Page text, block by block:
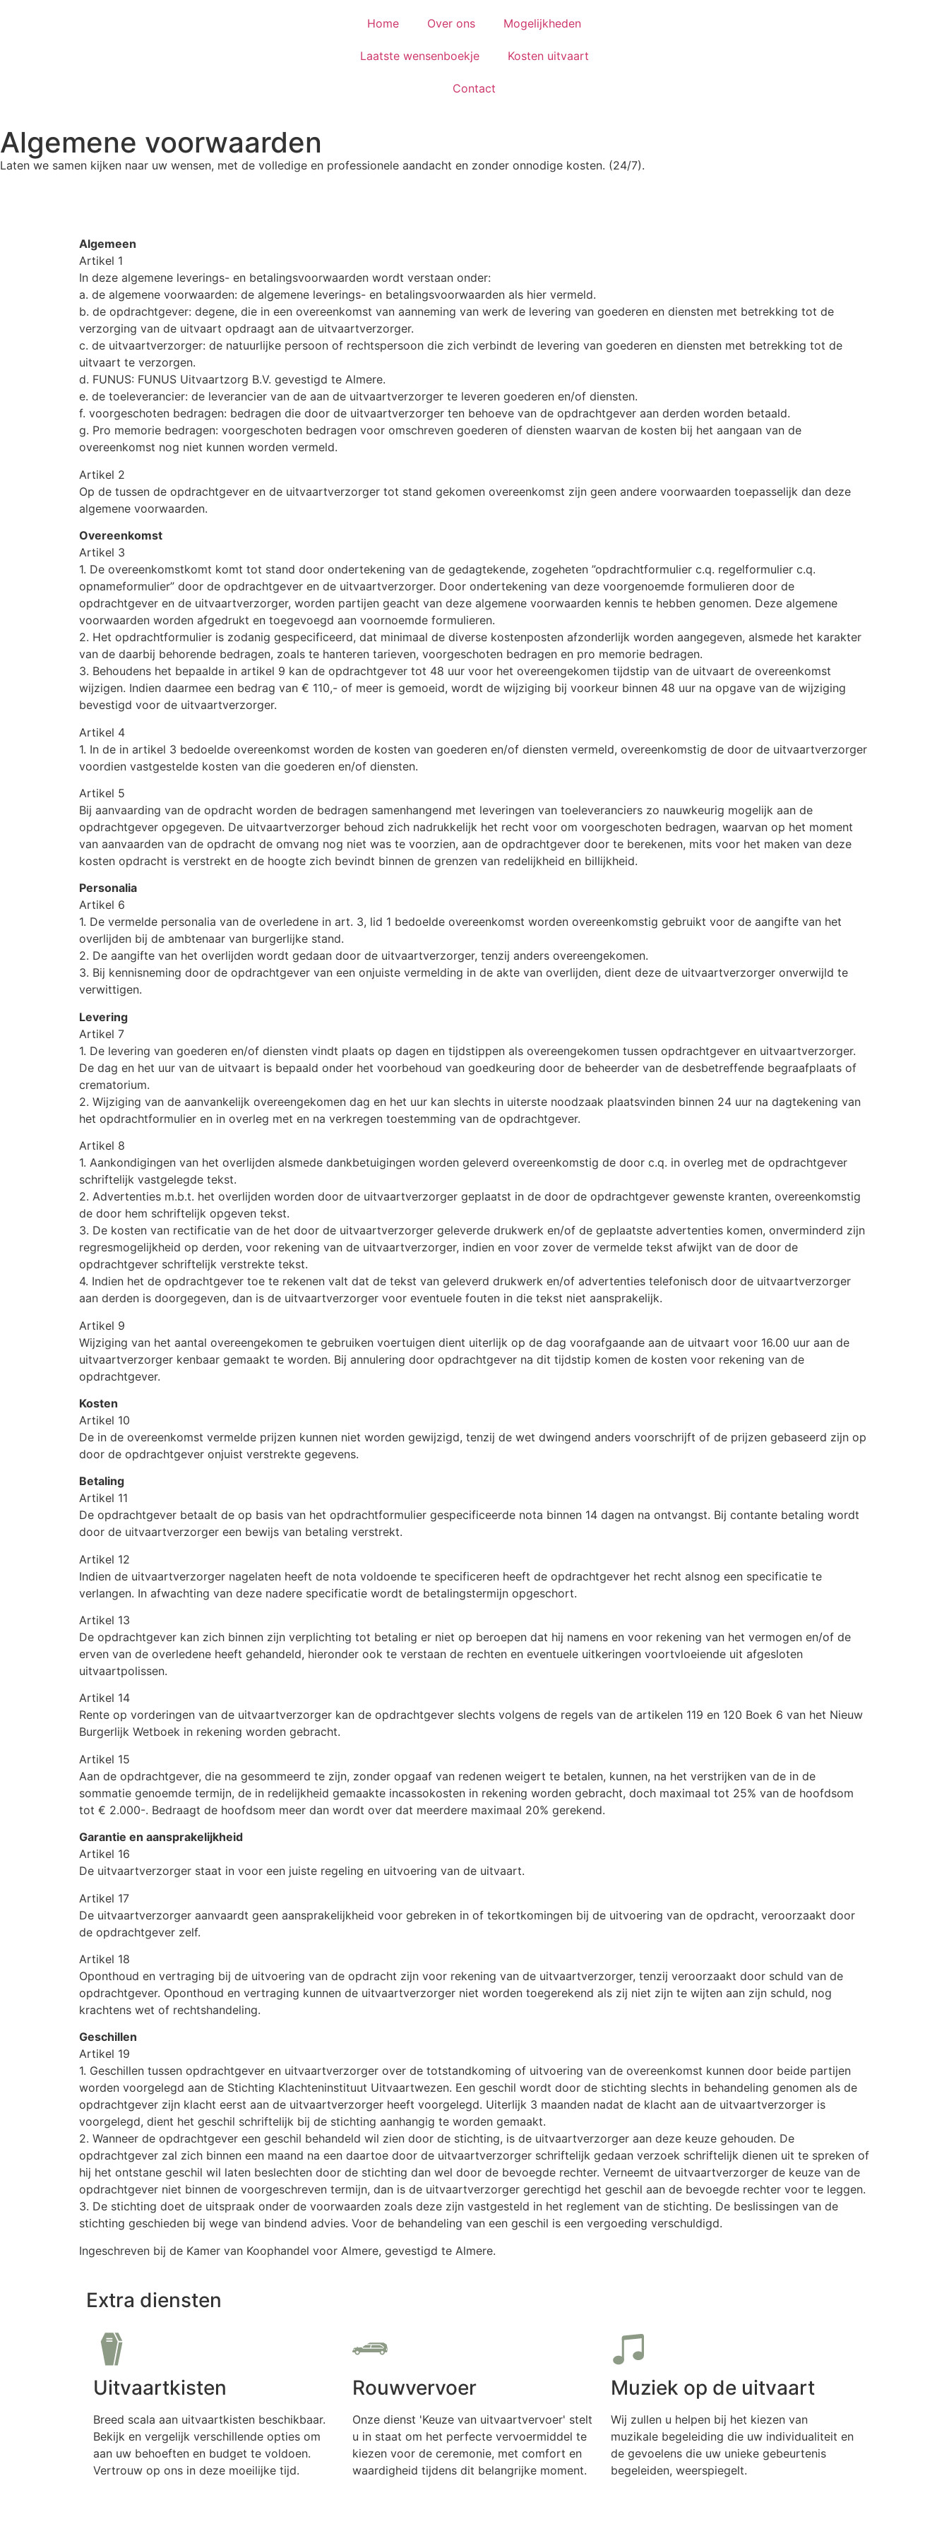
Home Over ons Mogelijkheden
Laatste wensenboekje Kosten uitvaart
Contact
Algemene voorwaarden
Laten we samen kijken naar uw wensen, met de volledige en professionele aandacht en zonder onnodige kosten. (24/7).
Algemeen
Artikel 1
In deze algemene leverings- en betalingsvoorwaarden wordt verstaan onder:
a. de algemene voorwaarden: de algemene leverings- en betalingsvoorwaarden als hier vermeld.
b. de opdrachtgever: degene, die in een overeenkomst van aanneming van werk de levering van goederen en diensten met betrekking tot de
verzorging van de uitvaart opdraagt aan de uitvaartverzorger.
c. de uitvaartverzorger: de natuurlijke persoon of rechtspersoon die zich verbindt de levering van goederen en diensten met betrekking tot de
uitvaart te verzorgen.
d. FUNUS: FUNUS Uitvaartzorg B.V. gevestigd te Almere.
e. de toeleverancier: de leverancier van de aan de uitvaartverzorger te leveren goederen en/of diensten.
f. voorgeschoten bedragen: bedragen die door de uitvaartverzorger ten behoeve van de opdrachtgever aan derden worden betaald.
g. Pro memorie bedragen: voorgeschoten bedragen voor omschreven goederen of diensten waarvan de kosten bij het aangaan van de
overeenkomst nog niet kunnen worden vermeld.
Artikel 2
Op de tussen de opdrachtgever en de uitvaartverzorger tot stand gekomen overeenkomst zijn geen andere voorwaarden toepasselijk dan deze
algemene voorwaarden.
Overeenkomst
Artikel 3
1. De overeenkomstkomt komt tot stand door ondertekening van de gedagtekende, zogeheten ”opdrachtformulier c.q. regelformulier c.q.
opnameformulier” door de opdrachtgever en de uitvaartverzorger. Door ondertekening van deze voorgenoemde formulieren door de
opdrachtgever en de uitvaartverzorger, worden partijen geacht van deze algemene voorwaarden kennis te hebben genomen. Deze algemene
voorwaarden worden afgedrukt en toegevoegd aan voornoemde formulieren.
2. Het opdrachtformulier is zodanig gespecificeerd, dat minimaal de diverse kostenposten afzonderlijk worden aangegeven, alsmede het karakter
van de daarbij behorende bedragen, zoals te hanteren tarieven, voorgeschoten bedragen en pro memorie bedragen.
3. Behoudens het bepaalde in artikel 9 kan de opdrachtgever tot 48 uur voor het overeengekomen tijdstip van de uitvaart de overeenkomst
wijzigen. Indien daarmee een bedrag van € 110,- of meer is gemoeid, wordt de wijziging bij voorkeur binnen 48 uur na opgave van de wijziging
bevestigd voor de uitvaartverzorger.
Artikel 4
1. In de in artikel 3 bedoelde overeenkomst worden de kosten van goederen en/of diensten vermeld, overeenkomstig de door de uitvaartverzorger
voordien vastgestelde kosten van die goederen en/of diensten.
Artikel 5
Bij aanvaarding van de opdracht worden de bedragen samenhangend met leveringen van toeleveranciers zo nauwkeurig mogelijk aan de
opdrachtgever opgegeven. De uitvaartverzorger behoud zich nadrukkelijk het recht voor om voorgeschoten bedragen, waarvan op het moment
van aanvaarden van de opdracht de omvang nog niet was te voorzien, aan de opdrachtgever door te berekenen, mits voor het maken van deze
kosten opdracht is verstrekt en de hoogte zich bevindt binnen de grenzen van redelijkheid en billijkheid.
Personalia
Artikel 6
1. De vermelde personalia van de overledene in art. 3, lid 1 bedoelde overeenkomst worden overeenkomstig gebruikt voor de aangifte van het
overlijden bij de ambtenaar van burgerlijke stand.
2. De aangifte van het overlijden wordt gedaan door de uitvaartverzorger, tenzij anders overeengekomen.
3. Bij kennisneming door de opdrachtgever van een onjuiste vermelding in de akte van overlijden, dient deze de uitvaartverzorger onverwijld te
verwittigen.
Levering
Artikel 7
1. De levering van goederen en/of diensten vindt plaats op dagen en tijdstippen als overeengekomen tussen opdrachtgever en uitvaartverzorger.
De dag en het uur van de uitvaart is bepaald onder het voorbehoud van goedkeuring door de beheerder van de desbetreffende begraafplaats of
crematorium.
2. Wijziging van de aanvankelijk overeengekomen dag en het uur kan slechts in uiterste noodzaak plaatsvinden binnen 24 uur na dagtekening van
het opdrachtformulier en in overleg met en na verkregen toestemming van de opdrachtgever.
Artikel 8
1. Aankondigingen van het overlijden alsmede dankbetuigingen worden geleverd overeenkomstig de door c.q. in overleg met de opdrachtgever
schriftelijk vastgelegde tekst.
2. Advertenties m.b.t. het overlijden worden door de uitvaartverzorger geplaatst in de door de opdrachtgever gewenste kranten, overeenkomstig
de door hem schriftelijk opgeven tekst.
3. De kosten van rectificatie van de het door de uitvaartverzorger geleverde drukwerk en/of de geplaatste advertenties komen, onverminderd zijn
regresmogelijkheid op derden, voor rekening van de uitvaartverzorger, indien en voor zover de vermelde tekst afwijkt van de door de
opdrachtgever schriftelijk verstrekte tekst.
4. Indien het de opdrachtgever toe te rekenen valt dat de tekst van geleverd drukwerk en/of advertenties telefonisch door de uitvaartverzorger
aan derden is doorgegeven, dan is de uitvaartverzorger voor eventuele fouten in die tekst niet aansprakelijk.
Artikel 9
Wijziging van het aantal overeengekomen te gebruiken voertuigen dient uiterlijk op de dag voorafgaande aan de uitvaart voor 16.00 uur aan de
uitvaartverzorger kenbaar gemaakt te worden. Bij annulering door opdrachtgever na dit tijdstip komen de kosten voor rekening van de
opdrachtgever.
Kosten
Artikel 10
De in de overeenkomst vermelde prijzen kunnen niet worden gewijzigd, tenzij de wet dwingend anders voorschrijft of de prijzen gebaseerd zijn op
door de opdrachtgever onjuist verstrekte gegevens.
Betaling
Artikel 11
De opdrachtgever betaalt de op basis van het opdrachtformulier gespecificeerde nota binnen 14 dagen na ontvangst. Bij contante betaling wordt
door de uitvaartverzorger een bewijs van betaling verstrekt.
Artikel 12
Indien de uitvaartverzorger nagelaten heeft de nota voldoende te specificeren heeft de opdrachtgever het recht alsnog een specificatie te
verlangen. In afwachting van deze nadere specificatie wordt de betalingstermijn opgeschort.
Artikel 13
De opdrachtgever kan zich binnen zijn verplichting tot betaling er niet op beroepen dat hij namens en voor rekening van het vermogen en/of de
erven van de overledene heeft gehandeld, hieronder ook te verstaan de rechten en eventuele uitkeringen voortvloeiende uit afgesloten
uitvaartpolissen.
Artikel 14
Rente op vorderingen van de uitvaartverzorger kan de opdrachtgever slechts volgens de regels van de artikelen 119 en 120 Boek 6 van het Nieuw
Burgerlijk Wetboek in rekening worden gebracht.
Artikel 15
Aan de opdrachtgever, die na gesommeerd te zijn, zonder opgaaf van redenen weigert te betalen, kunnen, na het verstrijken van de in de
sommatie genoemde termijn, de in redelijkheid gemaakte incassokosten in rekening worden gebracht, doch maximaal tot 25% van de hoofdsom
tot € 2.000-. Bedraagt de hoofdsom meer dan wordt over dat meerdere maximaal 20% gerekend.
Garantie en aansprakelijkheid
Artikel 16
De uitvaartverzorger staat in voor een juiste regeling en uitvoering van de uitvaart.
Artikel 17
De uitvaartverzorger aanvaardt geen aansprakelijkheid voor gebreken in of tekortkomingen bij de uitvoering van de opdracht, veroorzaakt door
de opdrachtgever zelf.
Artikel 18
Oponthoud en vertraging bij de uitvoering van de opdracht zijn voor rekening van de uitvaartverzorger, tenzij veroorzaakt door schuld van de
opdrachtgever. Oponthoud en vertraging kunnen de uitvaartverzorger niet worden toegerekend als zij niet zijn te wijten aan zijn schuld, nog
krachtens wet of rechtshandeling.
Geschillen
Artikel 19
1. Geschillen tussen opdrachtgever en uitvaartverzorger over de totstandkoming of uitvoering van de overeenkomst kunnen door beide partijen
worden voorgelegd aan de Stichting Klachteninstituut Uitvaartwezen. Een geschil wordt door de stichting slechts in behandeling genomen als de
opdrachtgever zijn klacht eerst aan de uitvaartverzorger heeft voorgelegd. Uiterlijk 3 maanden nadat de klacht aan de uitvaartverzorger is
voorgelegd, dient het geschil schriftelijk bij de stichting aanhangig te worden gemaakt.
2. Wanneer de opdrachtgever een geschil behandeld wil zien door de stichting, is de uitvaartverzorger aan deze keuze gehouden. De
opdrachtgever zal zich binnen een maand na een daartoe door de uitvaartverzorger schriftelijk gedaan verzoek schriftelijk dienen uit te spreken of
hij het ontstane geschil wil laten beslechten door de stichting dan wel door de bevoegde rechter. Verneemt de uitvaartverzorger de keuze van de
opdrachtgever niet binnen de voorgeschreven termijn, dan is de uitvaartverzorger gerechtigd het geschil aan de bevoegde rechter voor te leggen.
3. De stichting doet de uitspraak onder de voorwaarden zoals deze zijn vastgesteld in het reglement van de stichting. De beslissingen van de
stichting geschieden bij wege van bindend advies. Voor de behandeling van een geschil is een vergoeding verschuldigd.
Ingeschreven bij de Kamer van Koophandel voor Almere, gevestigd te Almere.
Extra diensten
Uitvaartkisten
Breed scala aan uitvaartkisten beschikbaar.
Bekijk en vergelijk verschillende opties om
aan uw behoeften en budget te voldoen.
Vertrouw op ons in deze moeilijke tijd.
Rouwvervoer
Onze dienst 'Keuze van uitvaartvervoer' stelt
u in staat om het perfecte vervoermiddel te
kiezen voor de ceremonie, met comfort en
waardigheid tijdens dit belangrijke moment.
Muziek op de uitvaart
Wij zullen u helpen bij het kiezen van
muzikale begeleiding die uw individualiteit en
de gevoelens die uw unieke gebeurtenis
begeleiden, weerspiegelt.